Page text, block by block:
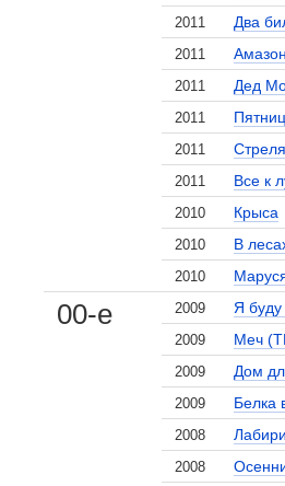
2011
Два
2011
2011
Дед
2011
2011
2011
Все к
2010
Крыса
2010
В
2010
00-е 2009 Я
2009
Меч
2009
Дом
2009
Белка
2008
2008